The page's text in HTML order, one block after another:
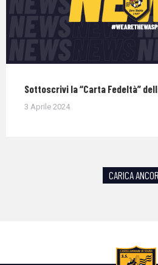
Sottoscrivi la “Carta Fedeltà”
3 Aprile 2024
CARICA